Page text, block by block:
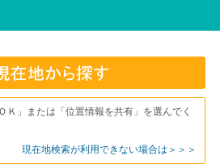
Ｋ」または「位置情報を共有」を選んでく
現在地検索が利用できない場合は＞＞＞